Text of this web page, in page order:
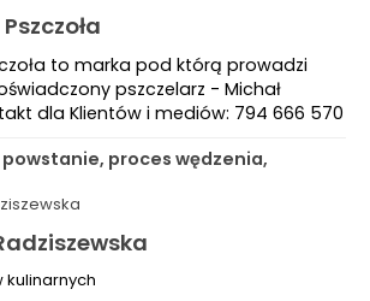
to marka pod którą prowadzi
pszczelarz - Michał
dla Klientów i mediów: 794 666 570
proces wędzenia,
kulinarnych